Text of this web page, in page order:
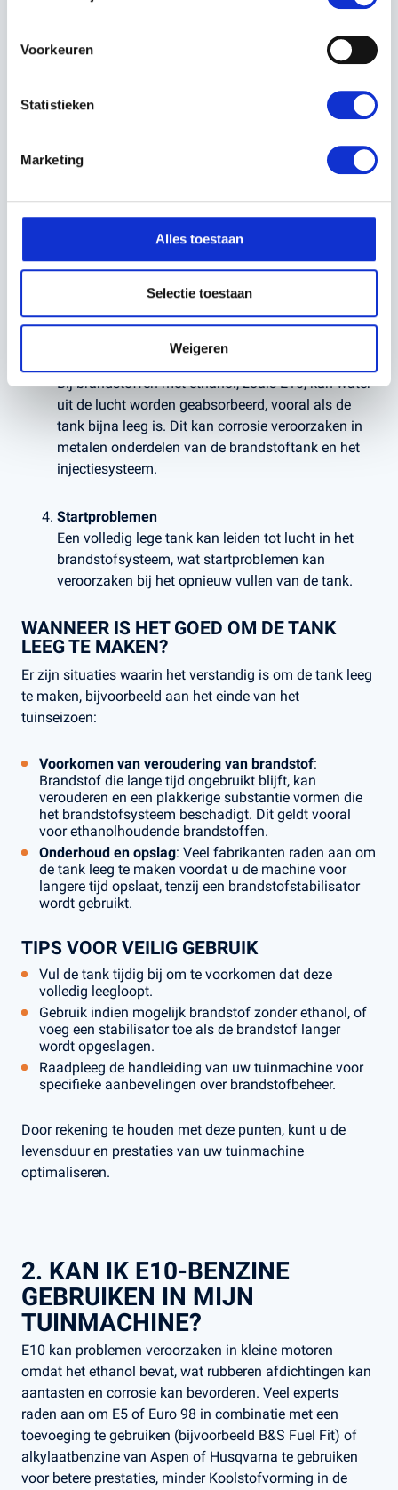
Voorkeuren
Statistieken
Marketing
Alles toestaan
Selectie toestaan
Weigeren
Oververhitting van de brandstofpomp
moderne modellen) kan een lege tank schade
veroorzaken. De pomp gebruikt brandstof als
leegloopt, kan de pomp oververhit raken en slijten.
Brandstofresten en vervuiling
zorgen dat sediment of vuil, dat zich onderin de
tank ophoopt, in het brandstofsysteem
terechtkomt. Dit kan verstoppingen veroorzaken in
de brandstoffilters en leidingen.
Problemen bij ethanolhoudende brandstoffen
Bij brandstoffen met ethanol, zoals E10, kan water
uit de lucht worden geabsorbeerd, vooral als de
tank bijna leeg is. Dit kan corrosie veroorzaken in
metalen onderdelen van de brandstoftank en het
injectiesysteem.
Startproblemen
Een volledig lege tank kan leiden tot lucht in het
brandstofsysteem, wat startproblemen kan
veroorzaken bij het opnieuw vullen van de tank.
WANNEER IS HET GOED OM DE TANK
LEEG TE MAKEN?
Er zijn situaties waarin het verstandig is om de tank leeg
te maken, bijvoorbeeld aan het einde van het
tuinseizoen:
Voorkomen van veroudering van brandstof:
Brandstof die lange tijd ongebruikt blijft, kan
verouderen en een plakkerige substantie vormen die
het brandstofsysteem beschadigt. Dit geldt vooral
voor ethanolhoudende brandstoffen.
Onderhoud en opslag: Veel fabrikanten raden aan om
de tank leeg te maken voordat u de machine voor
langere tijd opslaat, tenzij een brandstofstabilisator
wordt gebruikt.
TIPS VOOR VEILIG GEBRUIK
Vul de tank tijdig bij om te voorkomen dat deze
volledig leegloopt.
Gebruik indien mogelijk brandstof zonder ethanol, of
voeg een stabilisator toe als de brandstof langer
wordt opgeslagen.
Raadpleeg de handleiding van uw tuinmachine voor
specifieke aanbevelingen over brandstofbeheer.
Door rekening te houden met deze punten, kunt u de
levensduur en prestaties van uw tuinmachine
optimaliseren.
2. KAN IK E10-BENZINE
GEBRUIKEN IN MIJN
TUINMACHINE?
E10 kan problemen veroorzaken in kleine motoren
omdat het ethanol bevat, wat rubberen afdichtingen kan
aantasten en corrosie kan bevorderen. Veel experts
raden aan om E5 of Euro 98 in combinatie met een
toevoeging te gebruiken (bijvoorbeeld B&S Fuel Fit) of
alkylaatbenzine van Aspen of Husqvarna te gebruiken
voor betere prestaties, minder Koolstofvorming in de